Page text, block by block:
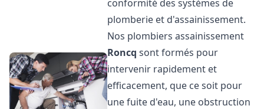
conformité des systèmes de
plomberie et d'assainissement.
Nos plombiers assainissement
Roncq sont formés pour
intervenir rapidement et
efficacement, que ce soit pour
une fuite d'eau, une obstruction